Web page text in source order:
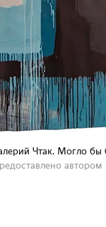
Чтак. Могло бы
автором